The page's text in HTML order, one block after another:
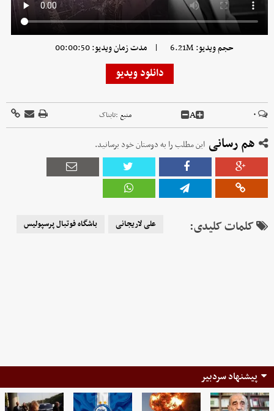
حجم ویدیو: 6.21M | مدت زمان ویدیو: 00:00:50
دانلود ویدیو
۰ A منبع :تابناک
هم رسانی این مطلب را به دوستان خود برسانید.
کلمات کلیدی: علی لاریجانی باشگاه فوتبال پرسپولیس
پیشنهاد سردبیر